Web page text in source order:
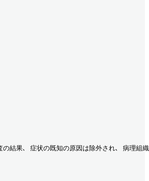
果､ 症状の既知の原因は除外され､ 病